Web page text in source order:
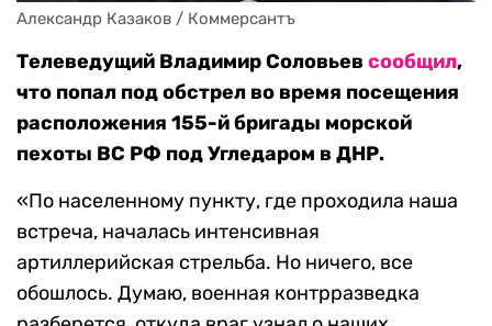
Александр Казаков / Коммерсантъ
Телеведущий Владимир Соловьев сообщил,
что попал под обстрел во время посещения
расположения 155-й бригады морской
пехоты ВС РФ под Угледаром в ДНР.
«По населенному пункту, где проходила наша
встреча, началась интенсивная
артиллерийская стрельба. Но ничего, все
обошлось. Думаю, военная контрразведка